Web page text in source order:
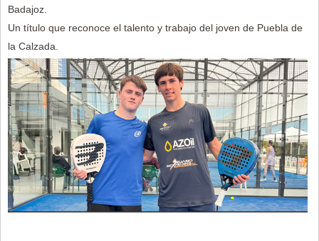
Badajoz.
Un título que reconoce el talento y trabajo del joven de Puebla de
la Calzada.